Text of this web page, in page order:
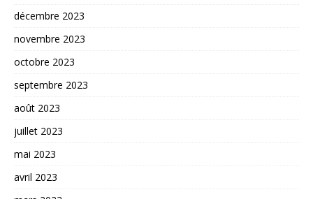
décembre 2023
novembre 2023
octobre 2023
septembre 2023
août 2023
juillet 2023
mai 2023
avril 2023